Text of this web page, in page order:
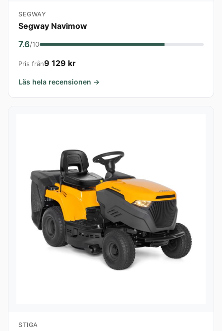
SEGWAY
Segway Navimow
7.6/10
Pris från9 129 kr
Läs hela recensionen →
STIGA